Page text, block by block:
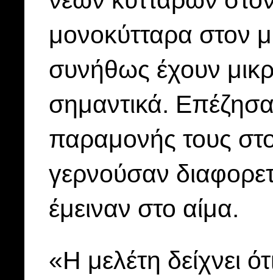
μονοκύτταρα στον
συνήθως έχουν
σημαντικά.
παραμονής τους
γερνούσαν
έμειναν στο αίμα.
«Η μελέτη δείχνει